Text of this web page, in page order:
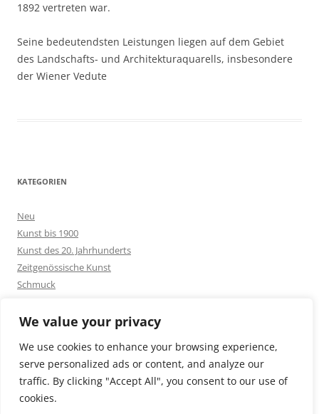
We value your privacy
We use cookies to enhance your browsing experience,
serve personalized ads or content, and analyze our
traffic. By clicking "Accept All", you consent to our use of
cookies.
1892 vertreten war.
Seine bedeutendsten Leistungen liegen auf dem Gebiet
des Landschafts- und Architekturaquarells, insbesondere
der Wiener Vedute
KATEGORIEN
Neu
Kunst bis 1900
Kunst des 20. Jahrhunderts
Zeitgenössische Kunst
Schmuck
Silberschmuck
Sonstiges